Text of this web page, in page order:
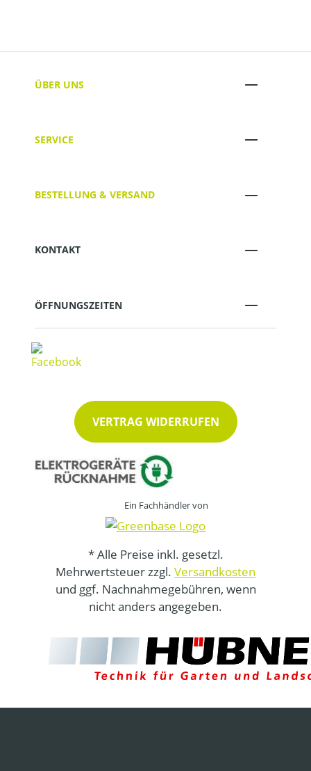
ÜBER UNS
SERVICE
BESTELLUNG & VERSAND
KONTAKT
ÖFFNUNGSZEITEN
VERTRAG WIDERRUFEN
Ein Fachhändler von
* Alle Preise inkl. gesetzl.
Mehrwertsteuer zzgl. Versandkosten
und ggf. Nachnahmegebühren, wenn
nicht anders angegeben.